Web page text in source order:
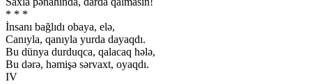
* * *
İnsanı bağlıdı obaya, elə,
Canıyla, qanıyla yurda dayaqdı.
Bu dünya durduqca, qalacaq hələ,
Bu dərə, həmişə sərvaxt, oyaqdı.
IV